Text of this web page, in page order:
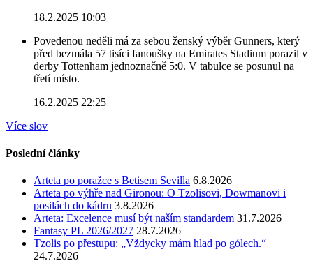
18.2.2025 10:03
Povedenou neděli má za sebou ženský výběr Gunners, který
před bezmála 57 tisíci fanoušky na Emirates Stadium porazil v
derby Tottenham jednoznačně 5:0. V tabulce se posunul na
třetí místo.
16.2.2025 22:25
Více slov
Poslední články
Arteta po poražce s Betisem Sevilla 6.8.2026
Arteta po výhře nad Gironou: O Tzolisovi, Dowmanovi i
posilách do kádru 3.8.2026
Arteta: Excelence musí být naším standardem 31.7.2026
Fantasy PL 2026/2027 28.7.2026
Tzolis po přestupu: „Vždycky mám hlad po gólech.“
24.7.2026